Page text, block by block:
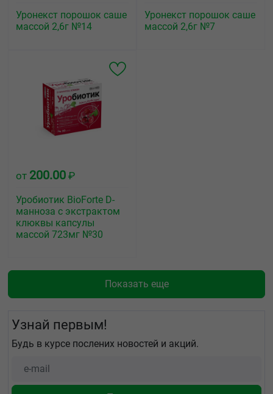
Уронекст порошок саше
массой 2,6г №14
Уронекст порошок саше
массой 2,6г №7
от 200.00 ₽
Уробиотик BioForte D-
манноза с экстрактом
клюквы капсулы
массой 723мг №30
Показать еще
Узнай первым!
Будь в курсе послених новостей и акций.